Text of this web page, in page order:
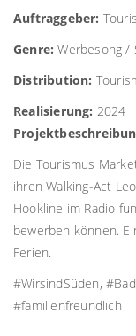
Auftraggeber:
Genre: Werbesong /
Distribution:
Realisierung: 2024
Die Tourismus
ihren Walking-Act
Hookline im Radio
bewerben können.
Ferien.
#WirsindSüden,
#familienfreundlich